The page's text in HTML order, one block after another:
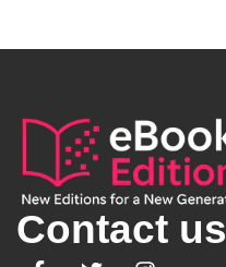
Contact us